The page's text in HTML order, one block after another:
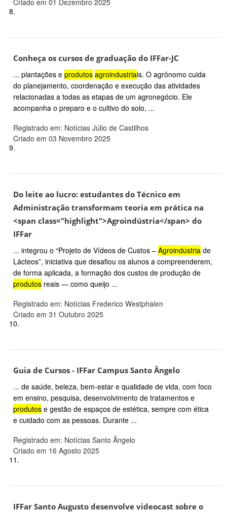
Criado em 01 Dezembro 2025
8.
Conheça os cursos de graduação do IFFar-JC
... plantações e produtos agroindustriais. O agrônomo cuida
do planejamento, coordenação e execução das atividades
relacionadas a todas as etapas de um agronegócio. Ele
acompanha o preparo e o cultivo do solo, ...
Registrado em: Notícias Júlio de Castilhos
Criado em 03 Novembro 2025
9.
Do leite ao lucro: estudantes do Técnico em
Administração transformam teoria em prática na
<span class="highlight">Agroindústria</span> do
IFFar
... integrou o “Projeto de Vídeos de Custos – Agroindústria de
Lácteos”, iniciativa que desafiou os alunos a compreenderem,
de forma aplicada, a formação dos custos de produção de
produtos reais — como queijo ...
Registrado em: Notícias Frederico Westphalen
Criado em 31 Outubro 2025
10.
Guia de Cursos - IFFar Campus Santo Ângelo
... de saúde, beleza, bem-estar e qualidade de vida, com foco
em ensino, pesquisa, desenvolvimento de tratamentos e
produtos e gestão de espaços de estética, sempre com ética
e cuidado com as pessoas. Durante ...
Registrado em: Notícias Santo Ângelo
Criado em 16 Agosto 2025
11.
IFFar Santo Augusto desenvolve videocast sobre o